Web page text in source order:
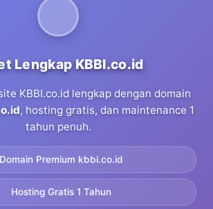
Lengkap KBBI.co.id
KBBI.co.id lengkap dengan domain
, hosting gratis, dan maintenance 1
tahun penuh.
Domain Premium kbbi.co.id
Hosting Gratis 1 Tahun